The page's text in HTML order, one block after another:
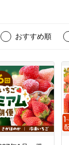
おすすめ順